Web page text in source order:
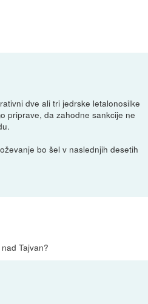
dve ali tri jedrske letalonosilke
priprave, da zahodne sankcije ne
bo šel v naslednjih desetih
Tajvan?